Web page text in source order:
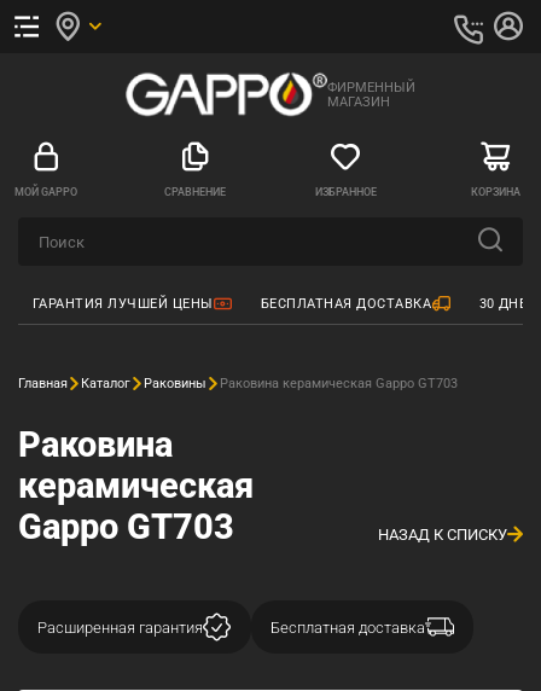
ФИРМЕННЫЙ
МАГАЗИН
МОЙ GAPPO СРАВНЕНИЕ ИЗБРАННОЕ КОРЗИНА
ГАРАНТИЯ ЛУЧШЕЙ ЦЕНЫ БЕСПЛАТНАЯ ДОСТАВКА 30
Главная Каталог Раковины Раковина керамическая Gappo GT703
Раковина
керамическая
Gappo GT703
НАЗАД К СПИСКУ
Расширенная гарантия Бесплатная доставка